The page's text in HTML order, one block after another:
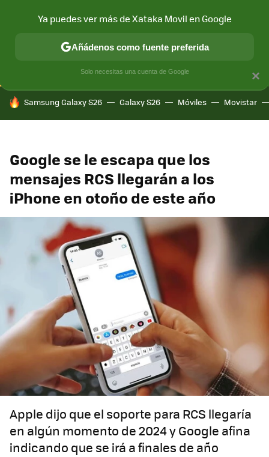
CONECTIVIDAD MÓVIL Y SOCIEDAD APLICACIONES
HOY SE HABLA DE
Samsung Galaxy S26 Galaxy S26 Móviles Movistar
Google se le escapa que los
mensajes RCS llegarán a los
iPhone en otoño de este año
Apple dijo que el soporte para RCS llegaría
en algún momento de 2024 y Google afina
indicando que se irá a finales de año
×
Ya puedes ver más de Xataka Movil en Google
Añádenos como fuente preferida
Solo necesitas una cuenta de Google